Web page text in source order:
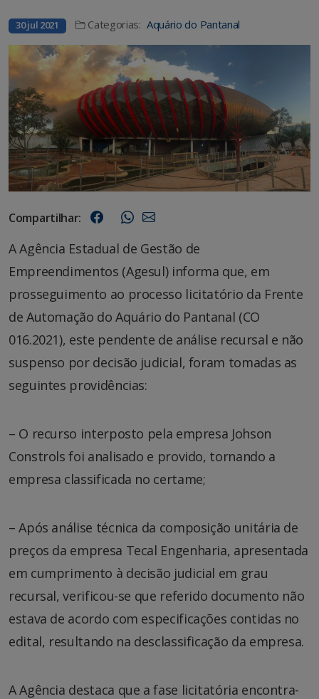
30 jul 2021 Categorias: Aquário do Pantanal
Compartilhar:
A Agência Estadual de Gestão de
Empreendimentos (Agesul) informa que, em
prosseguimento ao processo licitatório da Frente
de Automação do Aquário do Pantanal (CO
016.2021), este pendente de análise recursal e não
suspenso por decisão judicial, foram tomadas as
seguintes providências:
– O recurso interposto pela empresa Johson
Constrols foi analisado e provido, tornando a
empresa classificada no certame;
– Após análise técnica da composição unitária de
preços da empresa Tecal Engenharia, apresentada
em cumprimento à decisão judicial em grau
recursal, verificou-se que referido documento não
estava de acordo com especificações contidas no
edital, resultando na desclassificação da empresa.
A Agência destaca que a fase licitatória encontra-